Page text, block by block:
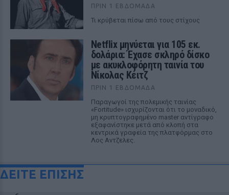
ΠΡΙΝ 1 ΕΒΔΟΜΆΔΑ
Τι κρύβεται πίσω από τους στίχους
Netflix μηνύεται για 105 εκ.
δολάρια: Έχασε σκληρό δίσκο
με ακυκλοφόρητη ταινία του
Νίκολας Κέιτζ
ΠΡΙΝ 1 ΕΒΔΟΜΆΔΑ
Παραγωγοί της πολεμικής ταινίας
«Fortitude» ισχυρίζονται ότι το μοναδικό,
μη κρυπτογραφημένο master αντίγραφο
εξαφανίστηκε μετά από κλοπή στα
κεντρικά γραφεία της πλατφόρμας στο
Λος Αντζελες.
ΔΕΙΤΕ ΕΠΙΣΗΣ